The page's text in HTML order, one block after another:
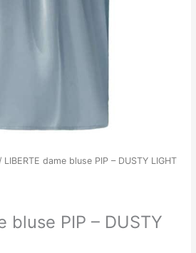
/ LIBERTE dame bluse PIP – DUSTY LIGHT
bluse PIP – DUSTY